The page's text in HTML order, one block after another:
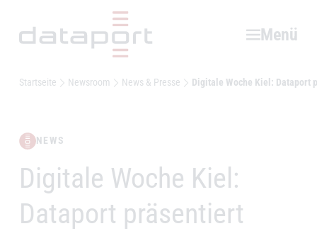
Menü
Startseite Newsroom News & Presse Digitale Woche Kiel: Dataport
NEWS
–
Digitale Woche Kiel:
Dataport präsentiert